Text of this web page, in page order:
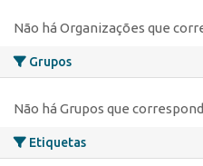
Não há Organizações que
Grupos
Não há Grupos que
Etiquetas